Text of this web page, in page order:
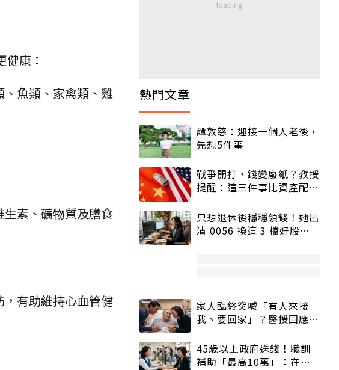
康：
、魚類、家禽類、雞
生素、礦物質及膳食
，有助維持心血管健
熱門文章
譚敦慈：迎接一個人老後，
先想5件事
戰爭開打，錢變廢紙？教授
提醒：這三件事比資產配置
只想退休後穩穩領錢！她出
清 0056 換這 3 檔好股：
家人臨終突喊「有人來接
我、要回家」？醫授回應方
45歲以上政府送錢！職訓
補助「最高10萬」：在